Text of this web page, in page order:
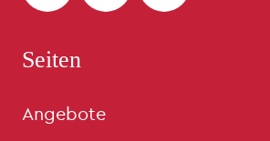
Seiten
Angebote